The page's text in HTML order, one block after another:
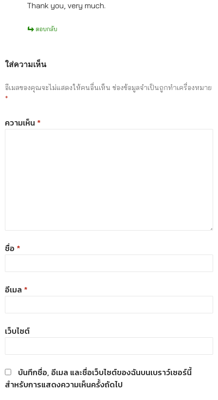
Thank you, very much.
ตอบกลับ
ใส่ความเห็น
อีเมลของคุณจะไม่แสดงให้คนอื่นเห็น ช่องข้อมูลจำเป็นถูกทำเครื่องหมาย
*
ความเห็น *
ชื่อ *
อีเมล *
เว็บไซต์
บันทึกชื่อ, อีเมล และชื่อเว็บไซต์ของฉันบนเบราว์เซอร์นี้
สำหรับการแสดงความเห็นครั้งถัดไป